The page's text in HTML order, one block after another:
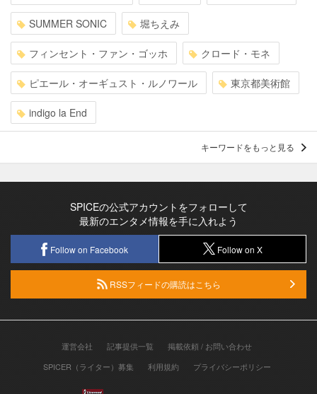
SUMMER SONIC 堀ちえみ
フィンセント・ファン・ゴッホ クロード・モネ
ピエール・オーギュスト・ルノワール 東京都美術館
indigo la End
キーワードをもっと見る
SPICEの公式アカウントをフォローして
最新のエンタメ情報を手に入れよう
Follow on Facebook Follow on X
RSSフィードの購読はこちら
運営会社 記事提供一覧
掲載依頼 / お問い合わせ
SPICER（ライター）募集
利用規約 プライバシーポリシー